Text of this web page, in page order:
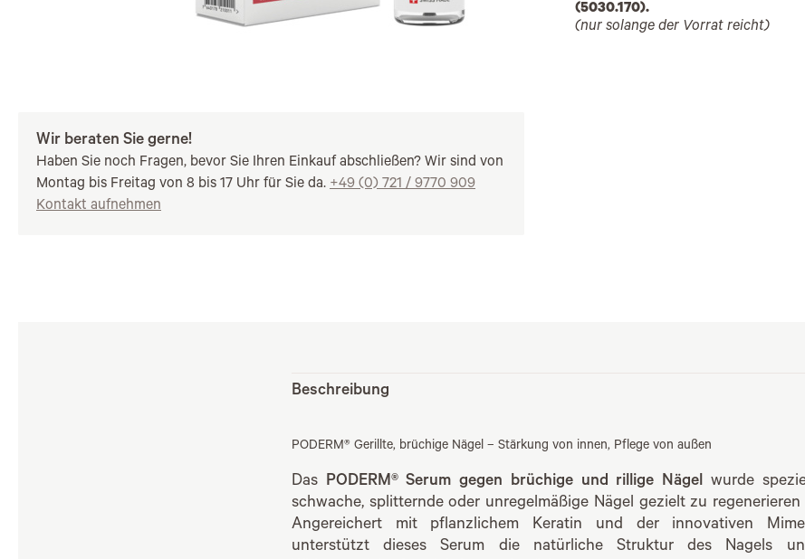
Wir beraten Sie gerne!
Haben Sie noch Fragen, bevor Sie Ihren Einkauf abschließen? Wir sind von
Montag bis Freitag von 8 bis 17 Uhr für Sie da. +49 (0) 721 / 9770 909
Kontakt aufnehmen
(5030.170).
(nur solange der Vorrat reicht)
Beschreibung
PODERM® Gerillte, brüchige Nägel – Stärkung von innen, Pflege von außen
Das PODERM® Serum gegen brüchige und rillige Nägel wurde
schwache, splitternde oder unregelmäßige Nägel gezielt zu
Angereichert mit pflanzlichem Keratin und der innovativen
unterstützt dieses Serum die natürliche Struktur des Nagels